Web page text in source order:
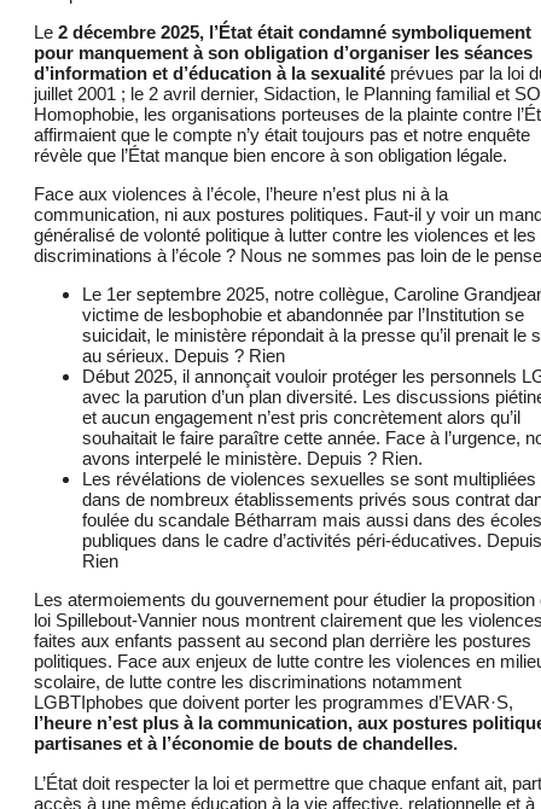
Le 2 décembre 2025, l’État était condamné symboliquement
pour manquement à son obligation d’organiser les séances
d’information et d’éducation à la sexualité prévues par la loi
juillet 2001 ; le 2 avril dernier, Sidaction, le Planning familial et
Homophobie, les organisations porteuses de la plainte contre
affirmaient que le compte n’y était toujours pas et notre enquête
révèle que l’État manque bien encore à son obligation légale.
Face aux violences à l’école, l’heure n’est plus ni à la
communication, ni aux postures politiques. Faut-il y voir un
généralisé de volonté politique à lutter contre les violences et les
discriminations à l’école ? Nous ne sommes pas loin de le
Le 1er septembre 2025, notre collègue, Caroline
victime de lesbophobie et abandonnée par l’Institution se
suicidait, le ministère répondait à la presse qu’il prenait le
au sérieux. Depuis ? Rien
Début 2025, il annonçait vouloir protéger les personnels
avec la parution d’un plan diversité. Les discussions
et aucun engagement n’est pris concrètement alors qu’il
souhaitait le faire paraître cette année. Face à l’urgence,
avons interpelé le ministère. Depuis ? Rien.
Les révélations de violences sexuelles se sont multipliées
dans de nombreux établissements privés sous contrat
foulée du scandale Bétharram mais aussi dans des écoles
publiques dans le cadre d’activités péri-éducatives.
Rien
Les atermoiements du gouvernement pour étudier la proposition
loi Spillebout-Vannier nous montrent clairement que les
faites aux enfants passent au second plan derrière les postures
politiques. Face aux enjeux de lutte contre les violences en
scolaire, de lutte contre les discriminations notamment
LGBTIphobes que doivent porter les programmes d’EVAR·S,
l’heure n’est plus à la communication, aux postures
partisanes et à l’économie de bouts de chandelles.
L’État doit respecter la loi et permettre que chaque enfant ait,
accès à une même éducation à la vie affective, relationnelle et à